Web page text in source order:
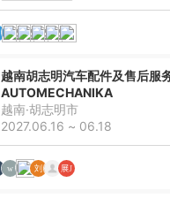
越南胡志明汽车配件及售后服
AUTOMECHANIKA
越南·胡志明市
2027.06.16 ~ 06.18